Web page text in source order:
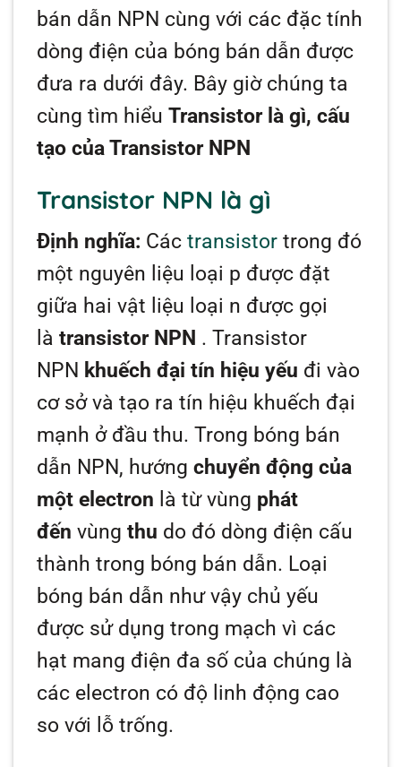
bán dẫn NPN cùng với các đặc tính
dòng điện của bóng bán dẫn được
đưa ra dưới đây. Bây giờ chúng ta
cùng tìm hiểuTransistor là gì, cấu
tạo của Transistor NPN
Transistor NPN là gì
Định nghĩa: Cáctransistor trong đó
một nguyên liệu loại p được đặt
giữa hai vật liệu loại n được gọi
làtransistor NPN . Transistor
NPN khuếch đại tín hiệu yếu đi vào
cơ sở và tạo ra tín hiệu khuếch đại
mạnh ở đầu thu. Trong bóng bán
dẫn NPN, hướngchuyển động của
một electron là từ vùng phát
đến vùngthu do đó dòng điện cấu
thành trong bóng bán dẫn. Loại
bóng bán dẫn như vậy chủ yếu
được sử dụng trong mạch vì các
hạt mang điện đa số của chúng là
các electron có độ linh động cao
so với lỗ trống.